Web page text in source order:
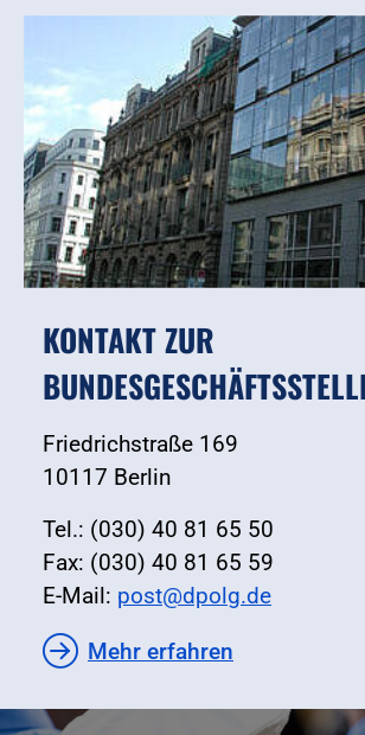
KONTAKT ZUR
Friedrichstraße 169
10117 Berlin
Tel.: (030) 40 81 65 50
Fax: (030) 40 81 65 59
E-Mail: post@dpolg.de
Mehr erfahren